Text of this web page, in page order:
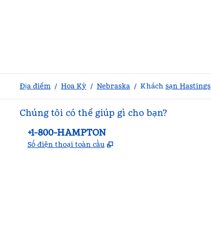
Địa điểm / Hoa Kỳ / Nebraska / Khách sạn Hastings
Chúng tôi có thể giúp gì cho bạn?
Điện thoại:
+1-800-HAMPTON
Số điện thoại toàn cầu ,